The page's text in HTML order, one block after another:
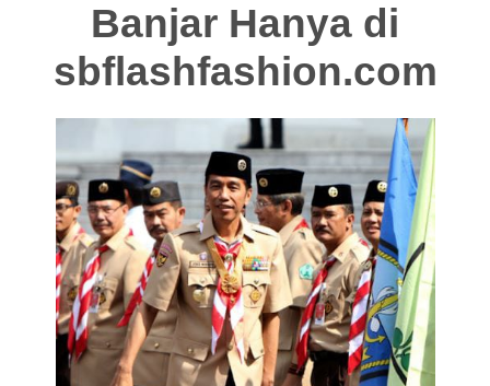
Banjar Hanya di
sbflashfashion.com